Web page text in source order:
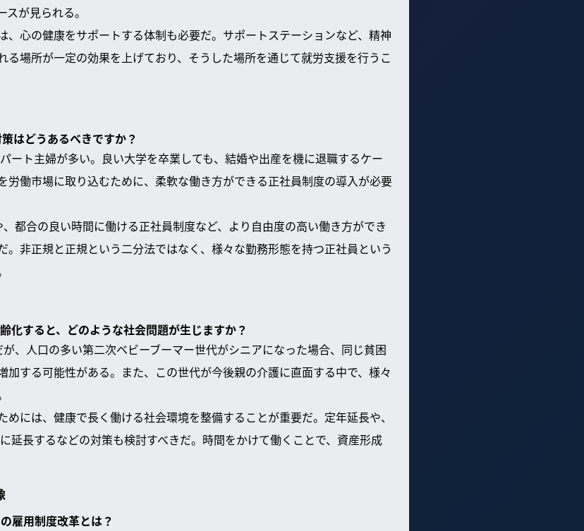
が見られる。
、心の健康をサポートする体制も必要だ。サポートステーションなど、精神
る場所が一定の効果を上げており、そうした場所を通じて就労支援を行うこ
はどうあるべきですか？
ート主婦が多い。良い大学を卒業しても、結婚や出産を機に退職するケー
労働市場に取り込むために、柔軟な働き方ができる正社員制度の導入が必要
都合の良い時間に働ける正社員制度など、より自由度の高い働き方ができ
。非正規と正規という二分法ではなく、様々な勤務形態を持つ正社員という
化すると、どのような社会問題が生じますか？
、人口の多い第二次ベビーブーマー世代がシニアになった場合、同じ貧困
加する可能性がある。また、この世代が今後親の介護に直面する中で、様々
には、健康で長く働ける社会環境を整備することが重要だ。定年延長や、
延長するなどの対策も検討すべきだ。時間をかけて働くことで、資産形成
雇用制度改革とは？